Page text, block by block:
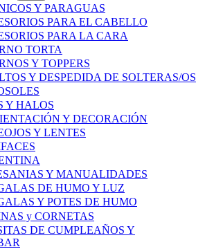
Y PARAGUAS
PARA EL CABELLO
PARA LA CARA
TORTA
Y TOPPERS
Y DESPEDIDA DE SOLTERAS/OS
Y HALOS
Y DECORACIÓN
Y LENTES
Y MANUALIDADES
DE HUMO Y LUZ
Y POTES DE HUMO
y CORNETAS
DE CUMPLEAÑOS Y